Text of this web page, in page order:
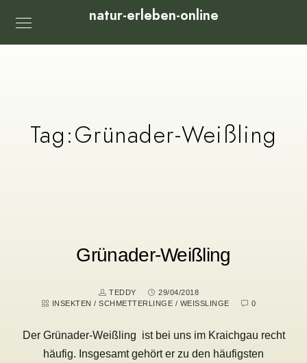
natur-erleben-online
Tag:Grünader-Weißling
Grünader-Weißling
TEDDY
29/04/2018
INSEKTEN / SCHMETTERLINGE / WEISSLINGE 0
Der Grünader-Weißling ist bei uns im Kraichgau recht
häufig. Insgesamt gehört er zu den häufigsten